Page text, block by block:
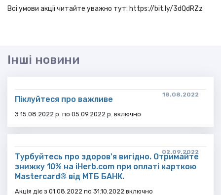
Всі умови акції читайте уважно тут: https://bit.ly/3dQdRZz
Інші новини
18.08.2022
Піклуйтеся про важливе
З 15.08.2022 р. по 05.09.2022 р. включно
02.09.2022
Турбуйтесь про здоров'я вигідно. Отримайте
знижку 10% на iHerb.com при оплаті карткою
Mastercard® від МТБ БАНК.
Акція діє з 01.08.2022 по 31.10.2022 включно